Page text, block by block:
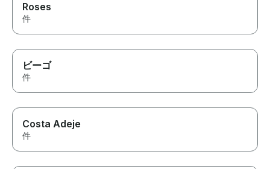
Roses
件
ビーゴ
件
Costa Adeje
件